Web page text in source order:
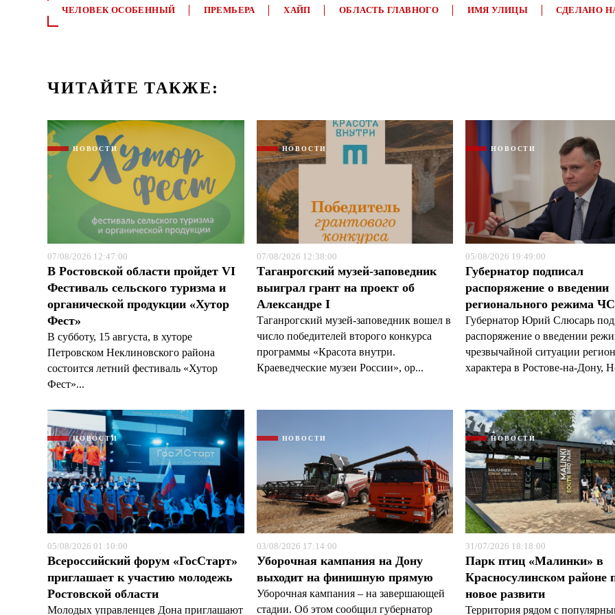
ЧЕЛОВЕК ОСОБЕННЫЙ ПРЕМЬЕРА ХАЙП ОБЛАСТЬ ГЛАВНОГО ИМЯ УЛИЦЫ СДЕЛАНО
ЧИТАЙТЕ ТАКЖЕ:
НОВОСТИ
07/08/2026 12:47:00
В Ростовской области пройдет VI
Фестиваль сельского туризма и
органической продукции «Хутор
Фест»
В субботу, 15 августа, в хуторе
Петровском Неклиновского района
состоится летний фестиваль «Хутор
Фест»...
НОВОСТИ
07/08/2026 12:38:00
Таганрогский музей-заповедник
выиграл грант на проект об
Александре I
Таганрогский музей-заповедник вошел в
число победителей второго конкурса
программы «Красота внутри.
Краеведческие музеи России», ор...
НОВОСТИ
05/08/2026 19:49:00
Губернатор подписал
распоряжение о введении
регионального режима ЧС
Губернатор Юрий Слюсарь
распоряжение о введении
чрезвычайной ситуации
характера в Ростове-на-Дону,
НОВОСТИ
05/08/2026 01:10:00
Всероссийский форум «ГосСтарт»
приглашает к участию молодежь
Ростовской области
Молодых управленцев Дона приглашают
НОВОСТИ
03/08/2026 17:14:00
Уборочная кампания на Дону
выходит на финишную прямую
Уборочная кампания – на завершающей
стадии. Об этом сообщил губернатор
НОВОСТИ
31/07/2026 18:18:00
Парк птиц «Малинки» в
Красносулинском районе
новое развити
Территория рядом с